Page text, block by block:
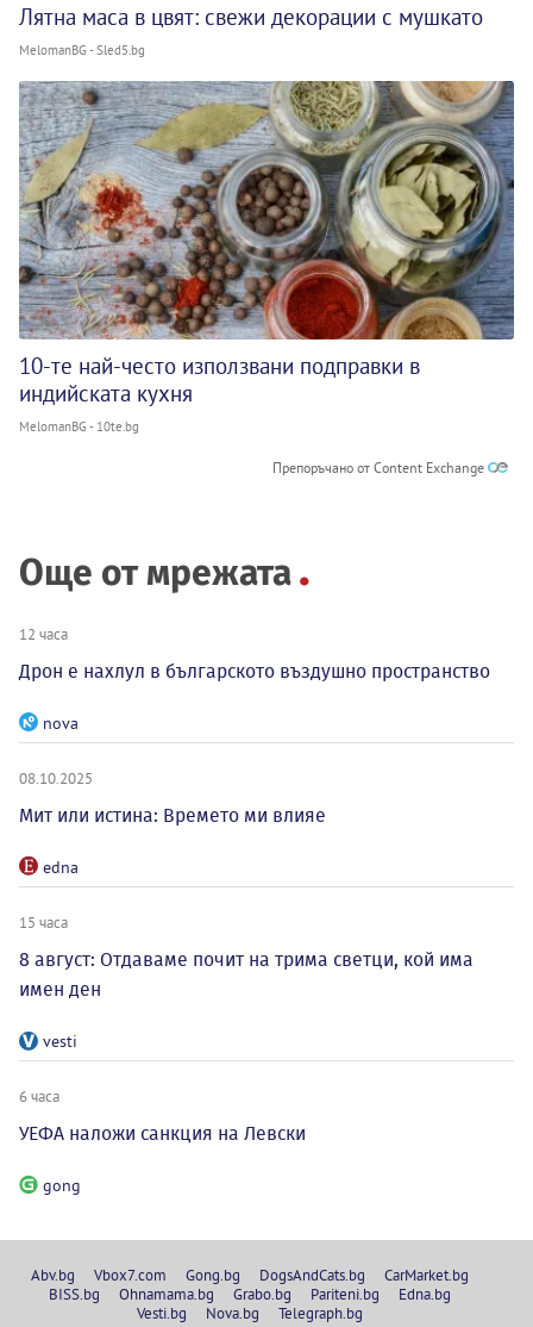
Лятна маса в цвят: свежи декорации с мушкато
MelomanBG - Sled5.bg
10-те най-често използвани подправки в
индийската кухня
MelomanBG - 10te.bg
Препоръчано от Content Exchange
Още от мрежата
12 часа
Дрон е нахлул в българското въздушно пространство
nova
08.10.2025
Мит или истина: Времето ми влияе
edna
15 часа
8 август: Отдаваме почит на трима светци, кой има
имен ден
vesti
6 часа
УЕФА наложи санкция на Левски
gong
Abv.bg Vbox7.com Gong.bg DogsAndCats.bg
CarMarket.bg
BISS.bg
Ohnamama.bg Grabo.bg Pariteni.bg
Edna.bg
Vesti.bg
Nova.bg Telegraph.bg